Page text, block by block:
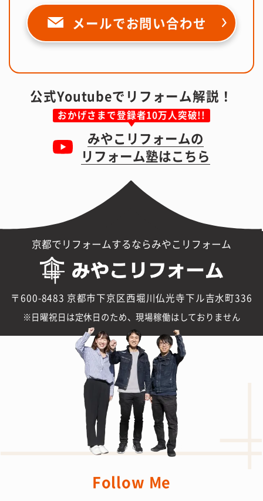
メールでお問い合わせ
公式Youtubeでリフォーム解説！
おかげさまで登録者10万人突破!!
みやこリフォームの
リフォーム塾はこちら
京都でリフォームするならみやこリフォーム
〒600-8483 京都市下京区西堀川仏光寺下ル吉水町336
日曜祝日は定休日のため、現場稼働はしておりません
Follow Me